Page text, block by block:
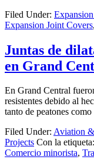
Filed Under:
Expansion Joint Covers,
Juntas de
en Grand
En Grand Central
resistentes debido al
tanto de peatones
Filed Under: Aviation
Projects Con la etiqueta:
Comercio minorista,